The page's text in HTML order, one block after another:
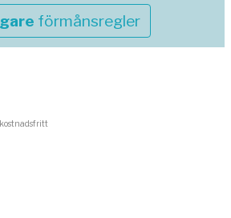
förmånsregler
kostnadsfritt